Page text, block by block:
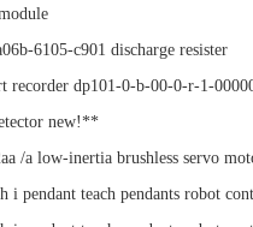
6105-c901 discharge resister
dp101-0-b-00-0-r-1-
new!**
/a low-inertia brushless servo
i pendant teach pendants robot